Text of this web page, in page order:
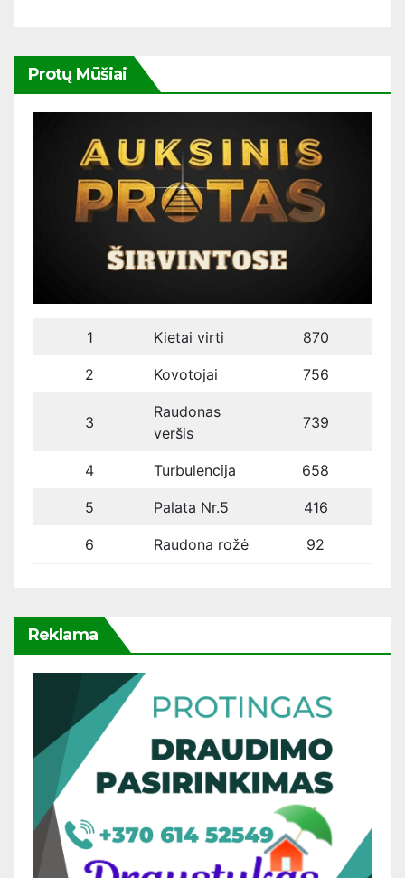
Protų Mūšiai
1 Kietai virti 870
2 Kovotojai 756
3
Raudonas
veršis
739
4 Turbulencija 658
5 Palata Nr.5 416
6 Raudona rožė 92
Reklama